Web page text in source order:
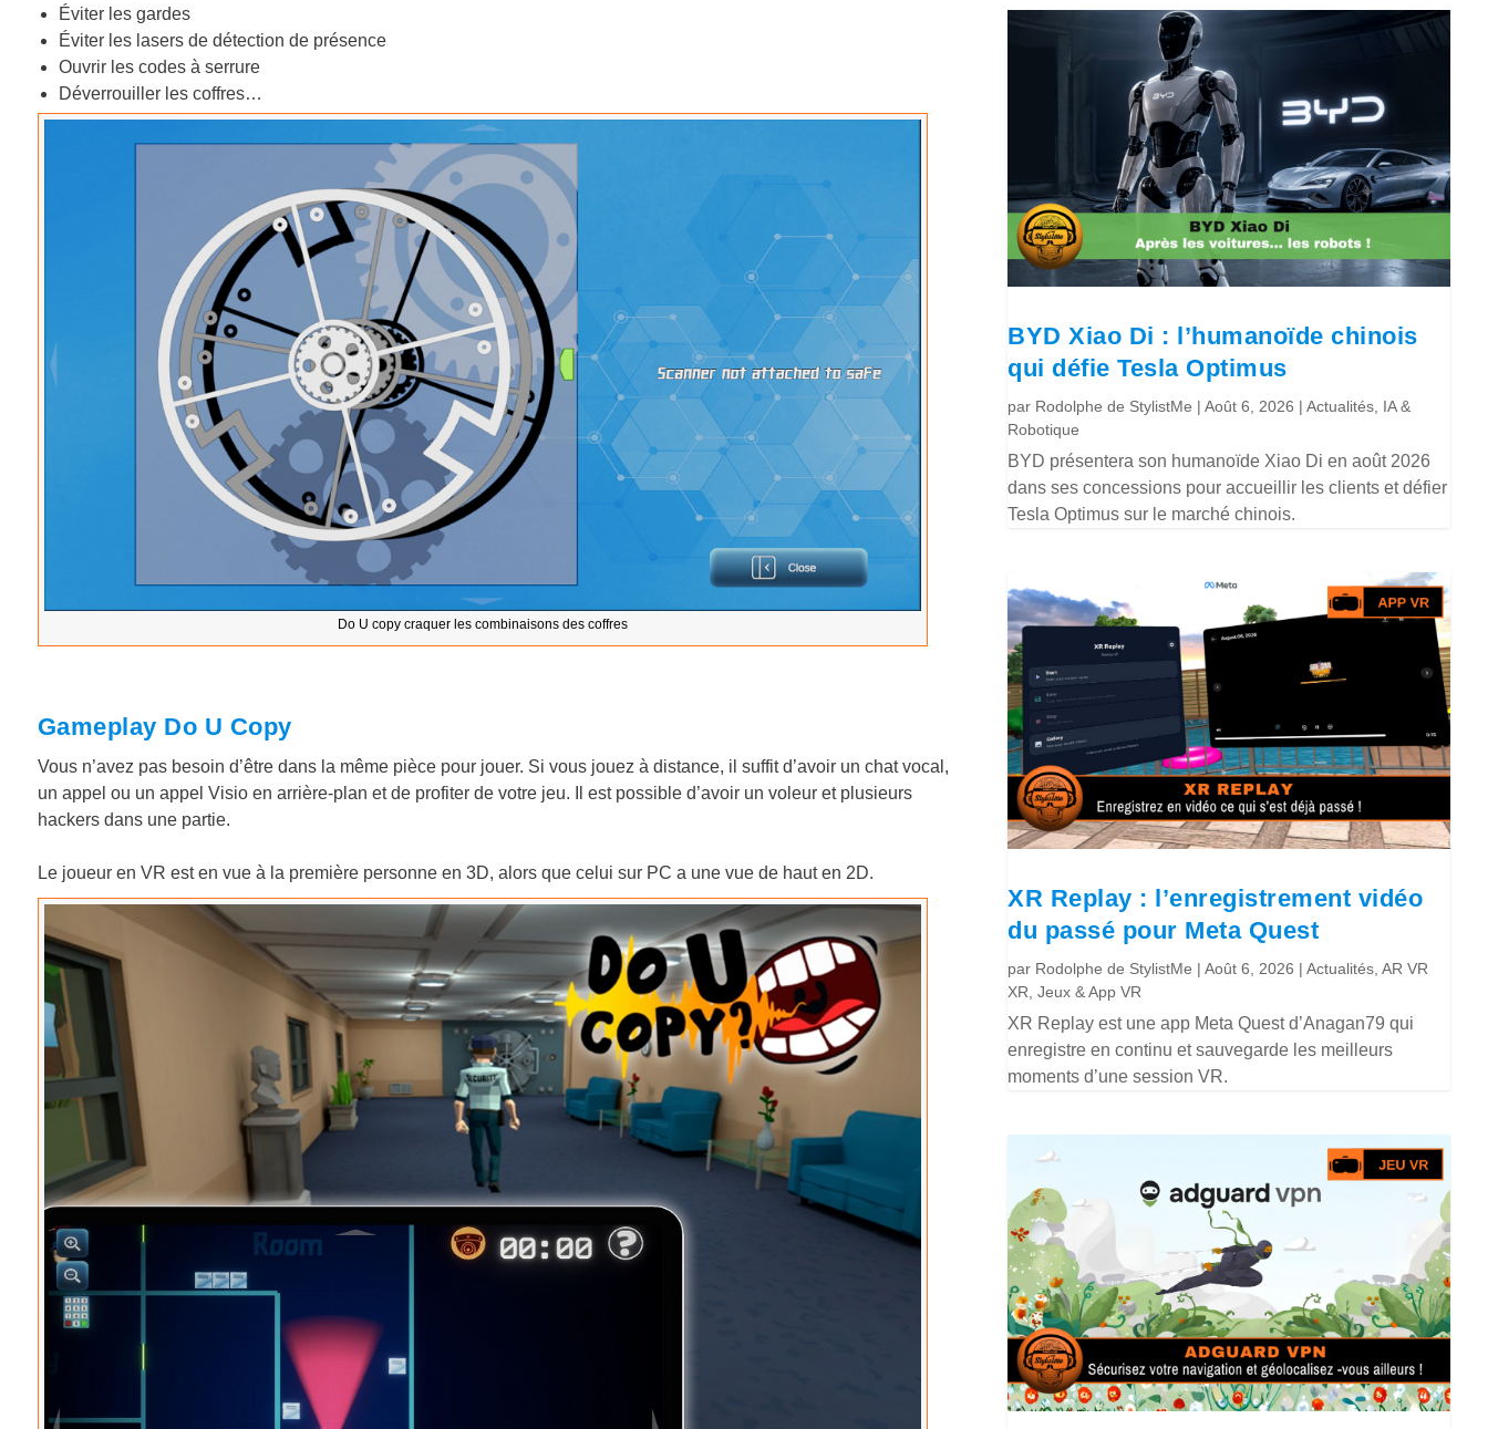
Éviter les gardes
Éviter les lasers de détection de présence
Ouvrir les codes à serrure
Déverrouiller les coffres…
Do U copy craquer les combinaisons des coffres
Gameplay Do U Copy
Vous n’avez pas besoin d’être dans la même pièce pour jouer. Si vous jouez à distance, il suffit d’avoir un chat vocal,
un appel ou un appel Visio en arrière-plan et de profiter de votre jeu. Il est possible d’avoir un voleur et plusieurs
hackers dans une partie.
Le joueur en VR est en vue à la première personne en 3D, alors que celui sur PC a une vue de haut en 2D.
BYD Xiao Di : l’humanoïde chinois
qui défie Tesla Optimus
par Rodolphe de StylistMe |Août 6, 2026 |Actualités IA &
Robotique
BYD présentera son humanoïde Xiao Di en août 2026
dans ses concessions pour accueillir les clients et défier
Tesla Optimus sur le marché chinois.
XR Replay : l’enregistrement vidéo
du passé pour Meta Quest
par Rodolphe de StylistMe |Août 6, 2026 |Actualités ,AR VR
XR ,Jeux & App VR
XR Replay est une app Meta Quest d’Anagan79 qui
enregistre en continu et sauvegarde les meilleurs
moments d’une session VR.